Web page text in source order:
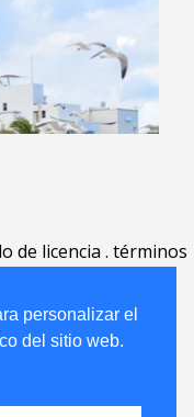
personalizar el
del sitio web.
de licencia . términos
Português